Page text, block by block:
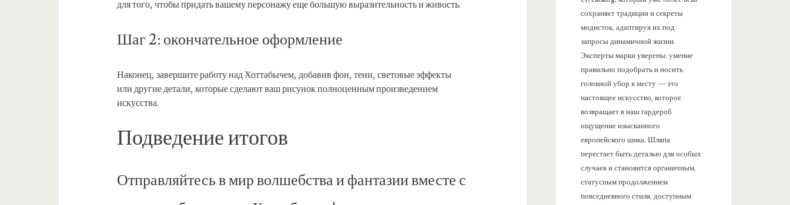
для того, чтобы придать вашему персонажу еще большую выразительность и живость.
Шаг 2: окончательное оформление
Наконец, завершите работу над Хоттабычем, добавив фон, тени, световые эффекты
или другие детали, которые сделают ваш рисунок полноценным произведением
искусства.
Подведение итогов
Отправляйтесь в мир волшебства и фантазии вместе с
сохраняет традиции и секреты
модисток, адаптируя их под
запросы динамичной жизни.
Эксперты марки уверены: умение
правильно подобрать и носить
головной убор к месту — это
настоящее искусство, которое
возвращает в наш гардероб
ощущение изысканного
европейского шика. Шляпа
перестает быть деталью для особых
случаев и становится органичным,
статусным продолжением
повседневного стиля, доступным